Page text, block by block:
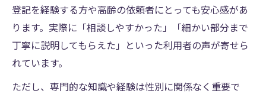
登記を経験する方や高齢の依頼者にとっても安心感があ
ります。実際に「相談しやすかった」「細かい部分まで
丁寧に説明してもらえた」といった利用者の声が寄せら
れています。
ただし、専門的な知識や経験は性別に関係なく重要で